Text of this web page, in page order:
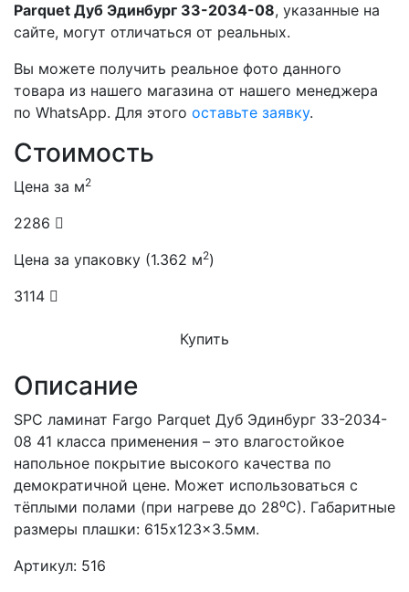
Parquet Дуб Эдинбург 33-2034-08, указанные на
сайте, могут отличаться от реальных.
Вы можете получить реальное фото данного
товара из нашего магазина от нашего менеджера
по WhatsApp. Для этого оставьте заявку.
Стоимость
Цена за м2
2286
Цена за упаковку (1.362 м2)
3114
Купить
Описание
SPC ламинат Fargo Parquet Дуб Эдинбург 33-2034-
08 41 класса применения – это влагостойкое
напольное покрытие высокого качества по
демократичной цене. Может использоваться с
тёплыми полами (при нагреве до 28⁰С). Габаритные
размеры плашки: 615x123x3.5мм.
Артикул: 516